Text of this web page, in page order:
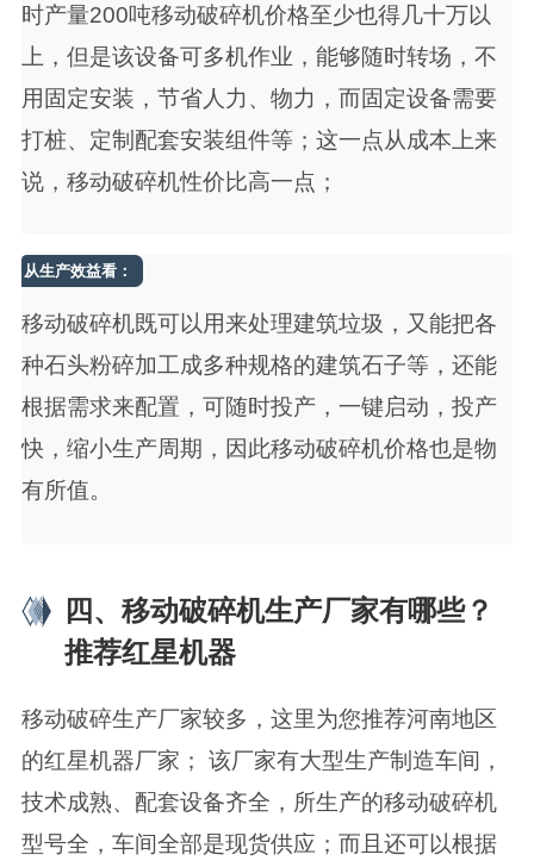
时产量200吨移动破碎机价格至少也得几十万以
上，但是该设备可多机作业，能够随时转场，不
用固定安装，节省人力、物力，而固定设备需要
打桩、定制配套安装组件等；这一点从成本上来
说，移动破碎机性价比高一点；
从生产效益看：
移动破碎机既可以用来处理建筑垃圾，又能把各
种石头粉碎加工成多种规格的建筑石子等，还能
根据需求来配置，可随时投产，一键启动，投产
快，缩小生产周期，因此移动破碎机价格也是物
有所值。
四、移动破碎机生产厂家有哪些？
推荐红星机器
移动破碎生产厂家较多，这里为您推荐河南地区
的红星机器厂家； 该厂家有大型生产制造车间，
技术成熟、配套设备齐全，所生产的移动破碎机
型号全，车间全部是现货供应；而且还可以根据